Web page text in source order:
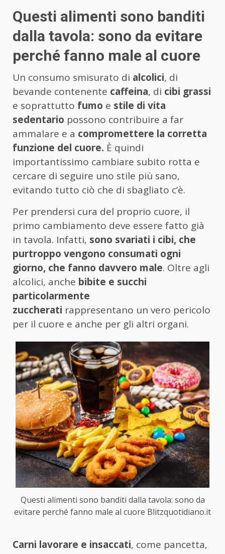
Questi alimenti sono banditi
dalla tavola: sono da evitare
perché fanno male al cuore
Un consumo smisurato di alcolici, di
bevande contenente caffeina, di cibi grassi
e soprattutto fumo e stile di vita
sedentario possono contribuire a far
ammalare e a compromettere la corretta
funzione del cuore. È quindi
importantissimo cambiare subito rotta e
cercare di seguire uno stile più sano,
evitando tutto ciò che di sbagliato c’è.
Per prendersi cura del proprio cuore, il
primo cambiamento deve essere fatto già
in tavola. Infatti, sono svariati i cibi, che
purtroppo vengono consumati ogni
giorno, che fanno davvero male. Oltre agli
alcolici, anche bibite e succhi
particolarmente
zuccherati rappresentano un vero pericolo
per il cuore e anche per gli altri organi.
Questi alimenti sono banditi dalla tavola: sono da
evitare perché fanno male al cuore Blitzquotidiano.it
Carni lavorare e insaccati, come pancetta,